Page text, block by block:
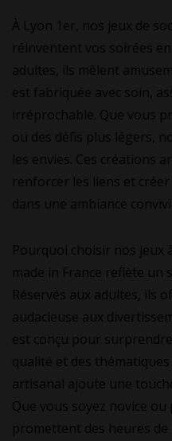
À Lyon 1er, nos jeux de
réinventent vos soirées
adultes, ils mêlent
est fabriquée avec soin,
irréprochable. Que vous
ou des défis plus légers,
les envies. Ces créations
renforcer les liens et
dans une ambiance
Pourquoi choisir nos jeux
made in France reflète un
Réservés aux adultes, ils
audacieuse aux
est conçu pour
qualité et des
artisanal ajoute une
Que vous soyez novice
promettent des heures